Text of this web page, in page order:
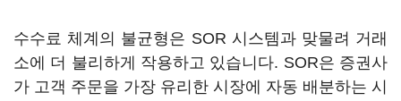
수수료 체계의 불균형은 SOR 시스템과 맞물려 거래
소에 더 불리하게 작용하고 있습니다. SOR은 증권사
가 고객 주문을 가장 유리한 시장에 자동 배분하는 시